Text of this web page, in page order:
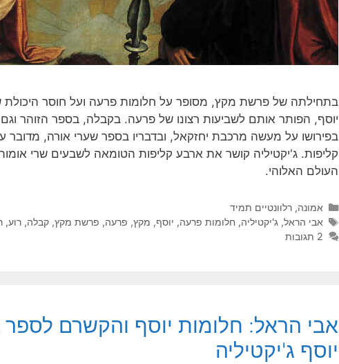
בתחילתה של פרשת מקץ, מסופר על חלומות פרעה ועל חוסר היכולת
יוסף, הפותר אותם לשביעות רצונו של פרעה. בקבלה, בספר הזוהר
בפירושו על מעשה מרכבת יחזקאל, ובדבריו בספר שערי אורה,
קליפות. ג'יקטיליה קושר את ארבע קליפות הטומאה לשבעים שרי
העולם האלוהי.
קטגוריות
אמונה, רלוונטיים תמיד
תגיות
אבי הראל, ג'יקטיליה, חלומות פרעה, יוסף, מקץ, פרעה, פרשת מקץ, קבלה, רוע,
2 תגובות
אבי הראל: חלומות יוסף והקשרם לספר
יוסף ג'יקטיליה